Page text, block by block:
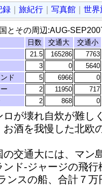
録｜ 旅紀行｜ 写真館｜ 世界
とその周辺:AUG-
日数 交通大
交通小
21.5 165286 7763
3 0 5640
ド 5 6966 0
2 11950 717
2 868 0
ロが壊れ自炊が難し
お酒を我慢した北欧
の交通大には、マン
ンド-ジャージの飛
ンスの船、合計７